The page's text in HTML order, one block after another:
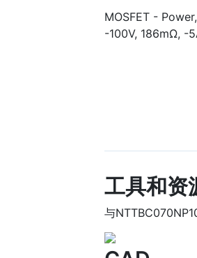
MOSFET -
-100V, 186mΩ, -
工具和资
与